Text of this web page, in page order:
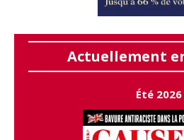
Actuellement
Été 2026